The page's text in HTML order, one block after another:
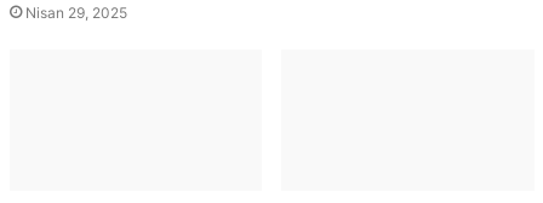
Nisan 29, 2025